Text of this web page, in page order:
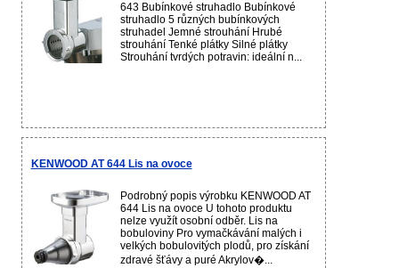
643 Bubínkové struhadlo Bubínkové
struhadlo 5 různých bubínkových
struhadel Jemné strouhání Hrubé
strouhání Tenké plátky Silné plátky
Strouhání tvrdých potravin: ideální n...
KENWOOD AT 644 Lis na ovoce
Podrobný popis výrobku KENWOOD AT
644 Lis na ovoce U tohoto produktu
nelze využít osobní odběr. Lis na
bobuloviny Pro vymačkávání malých i
velkých bobulovitých plodů, pro získání
zdravé šťávy a puré Akrylov�...